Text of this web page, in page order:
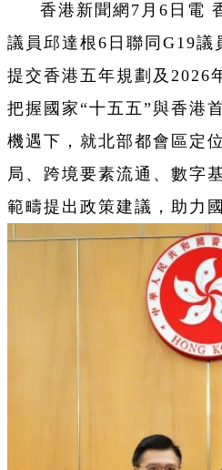
香港新聞網7月6日電
議員邱達根6日聯同G19議
提交香港五年規劃及2026
把握國家“十五五”與香港
機遇下，就北部都會區定
局、跨境要素流通、數字
範疇提出政策建議，助力